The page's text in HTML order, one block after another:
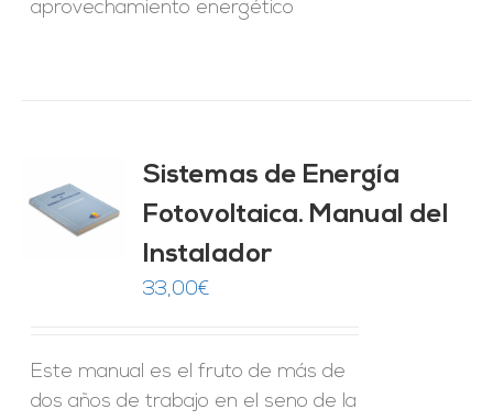
aprovechamiento energético
de 5
Sistemas de Energía
Fotovoltaica. Manual del
Instalador
33,00€
Este manual es el fruto de más de
dos años de trabajo en el seno de la